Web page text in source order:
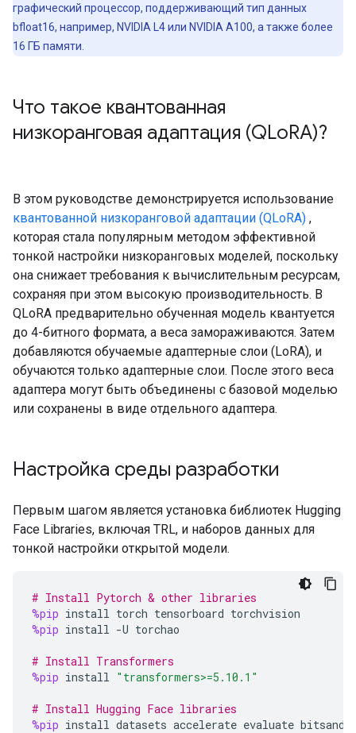
графический процессор, поддерживающий тип данных
bfloat16, например, NVIDIA L4 или NVIDIA A100, а также более
16 ГБ памяти.
Что такое квантованная
низкоранговая адаптация (QLoRA)?
В этом руководстве демонстрируется использование
квантованной низкоранговой адаптации (QLoRA) ,
которая стала популярным методом эффективной
тонкой настройки низкоранговых моделей, поскольку
она снижает требования к вычислительным ресурсам,
сохраняя при этом высокую производительность. В
QLoRA предварительно обученная модель квантуется
до 4-битного формата, а веса замораживаются. Затем
добавляются обучаемые адаптерные слои (LoRA), и
обучаются только адаптерные слои. После этого веса
адаптера могут быть объединены с базовой моделью
или сохранены в виде отдельного адаптера.
Настройка среды разработки
Первым шагом является установка библиотек Hugging
Face Libraries, включая TRL, и наборов данных для
тонкой настройки открытой модели.
# Install Pytorch & other libraries
%pip install torch tensorboard torchvision
%pip install -U torchao
# Install Transformers
%pip install "transformers>=5.10.1"
# Install Hugging Face libraries
%pip install datasets accelerate evaluate